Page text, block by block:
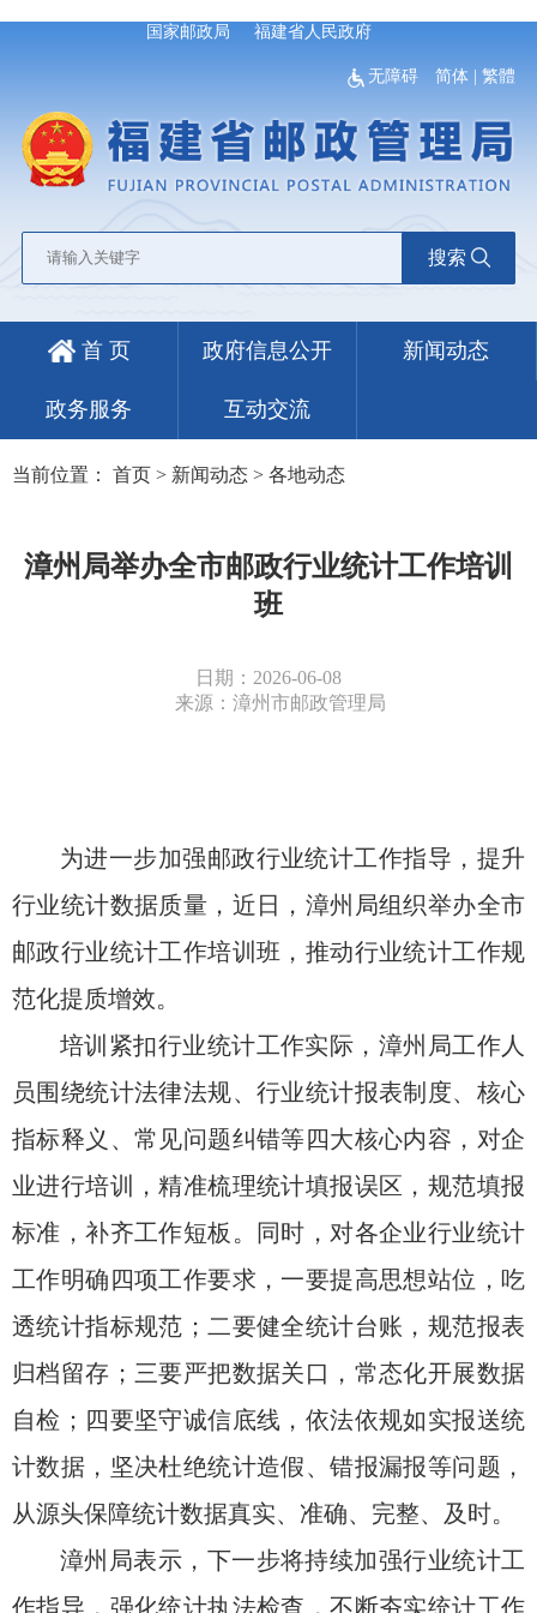
国家邮政局 福建省人民政府
无障碍 简体 |繁體
搜索
首 页 政府信息公开 新闻动态
政务服务 互动交流
当前位置： 首页 > 新闻动态 > 各地动态
漳州局举办全市邮政行业统计工作培训
班
日期：2026-06-08
来源：漳州市邮政管理局
为进一步加强邮政行业统计工作指导，提升
行业统计数据质量，近日，漳州局组织举办全市
邮政行业统计工作培训班，推动行业统计工作规
范化提质增效。
培训紧扣行业统计工作实际，漳州局工作人
员围绕统计法律法规、行业统计报表制度、核心
指标释义、常见问题纠错等四大核心内容，对企
业进行培训，精准梳理统计填报误区，规范填报
标准，补齐工作短板。同时，对各企业行业统计
工作明确四项工作要求，一要提高思想站位，吃
透统计指标规范；二要健全统计台账，规范报表
归档留存；三要严把数据关口，常态化开展数据
自检；四要坚守诚信底线，依法依规如实报送统
计数据，坚决杜绝统计造假、错报漏报等问题，
从源头保障统计数据真实、准确、完整、及时。
漳州局表示，下一步将持续加强行业统计工
作指导，强化统计执法检查，不断夯实统计工作